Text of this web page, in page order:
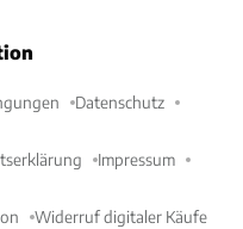
Datenschutz
Impressum
Widerruf digitaler Käufe